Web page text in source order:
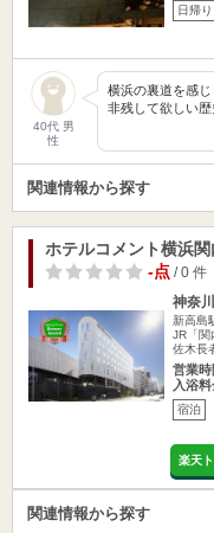
日帰り
40代 男
性
横浜の裏道を感
非残して欲しい歴
関連情報から探す
ホテルコメント横浜関
-点/ 0 件
神奈
新高島
JR「
佐木長
営業時
入浴料
宿泊
楽天
関連情報から探す